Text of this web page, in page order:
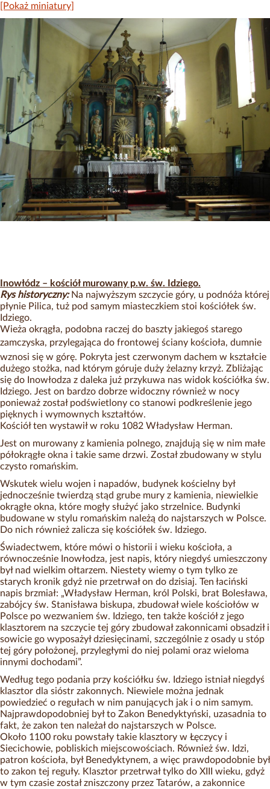
[Pokaż miniatury]
Inowłódz – kościół murowany p.w. św. Idziego.
Rys historyczny: Na najwyższym szczycie góry, u podnóża której
płynie Pilica, tuż pod samym miasteczkiem stoi kościółek św.
Idziego.
Wieża okrągła, podobna raczej do baszty jakiegoś starego
zamczyska, przylegająca do frontowej ściany kościoła, dumnie
wznosi się w górę. Pokryta jest czerwonym dachem w kształcie
dużego stożka, nad którym góruje duży żelazny krzyż. Zbliżając
się do Inowłodza z daleka już przykuwa nas widok kościółka św.
Idziego. Jest on bardzo dobrze widoczny również w nocy
ponieważ został podświetlony co stanowi podkreślenie jego
pięknych i wymownych kształtów.
Kościół ten wystawił w roku 1082 Władysław Herman.
Jest on murowany z kamienia polnego, znajdują się w nim małe
półokrągłe okna i takie same drzwi. Został zbudowany w stylu
czysto romańskim.
Wskutek wielu wojen i napadów, budynek kościelny był
jednocześnie twierdzą stąd grube mury z kamienia, niewielkie
okrągłe okna, które mogły służyć jako strzelnice. Budynki
budowane w stylu romańskim należą do najstarszych w Polsce.
Do nich również zalicza się kościółek św. Idziego.
Świadectwem, które mówi o historii i wieku kościoła, a
równocześnie Inowłodza, jest napis, który niegdyś umieszczony
był nad wielkim ołtarzem. Niestety wiemy o tym tylko ze
starych kronik gdyż nie przetrwał on do dzisiaj. Ten łaciński
napis brzmiał: „Władysław Herman, król Polski, brat Bolesława,
zabójcy św. Stanisława biskupa, zbudował wiele kościołów w
Polsce po wezwaniem św. Idziego, ten także kościół z jego
klasztorem na szczycie tej góry zbudował zakonnicami obsadził i
sowicie go wyposażył dziesięcinami, szczególnie z osady u stóp
tej góry położonej, przyległymi do niej polami oraz wieloma
innymi dochodami”.
Według tego podania przy kościółku św. Idziego istniał niegdyś
klasztor dla sióstr zakonnych. Niewiele można jednak
powiedzieć o regułach w nim panujących jak i o nim samym.
Najprawdopodobniej był to Zakon Benedyktyński, uzasadnia to
fakt, że zakon ten należał do najstarszych w Polsce.
Około 1100 roku powstały takie klasztory w Łęczycy i
Siecichowie, pobliskich miejscowościach. Również św. Idzi,
patron kościoła, był Benedyktynem, a więc prawdopodobnie był
to zakon tej reguły. Klasztor przetrwał tylko do XIII wieku, gdyż
w tym czasie został zniszczony przez Tatarów, a zakonnice